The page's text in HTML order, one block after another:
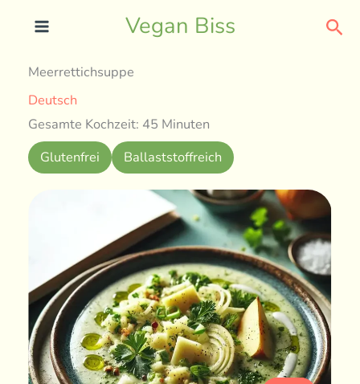
Vegan Biss
Meerrettichsuppe
Deutsch
Gesamte Kochzeit: 45 Minuten
Glutenfrei
Ballaststoffreich